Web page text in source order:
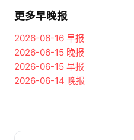
更多早晚报
2026-06-16 早报
2026-06-15 晚报
2026-06-15 早报
2026-06-14 晚报